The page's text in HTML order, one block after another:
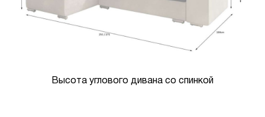
Высота углового дивана со спинкой